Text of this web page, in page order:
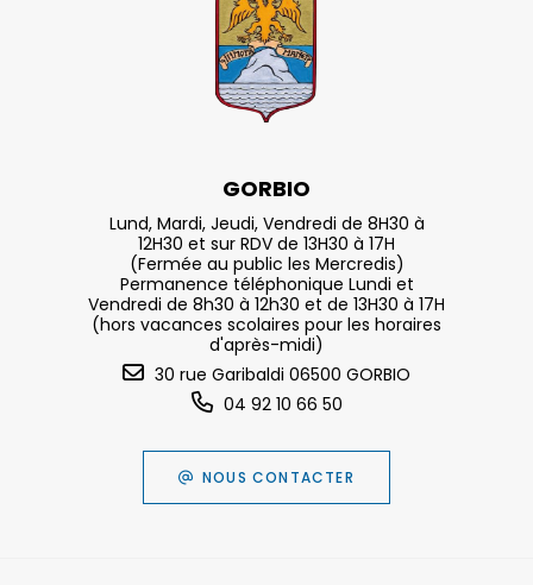
GORBIO
Lund, Mardi, Jeudi, Vendredi de 8H30 à
12H30 et sur RDV de 13H30 à 17H
(Fermée au public les Mercredis)
Permanence téléphonique Lundi et
Vendredi de 8h30 à 12h30 et de 13H30 à 17H
(hors vacances scolaires pour les horaires
d'après-midi)
30 rue Garibaldi 06500 GORBIO
04 92 10 66 50
NOUS CONTACTER